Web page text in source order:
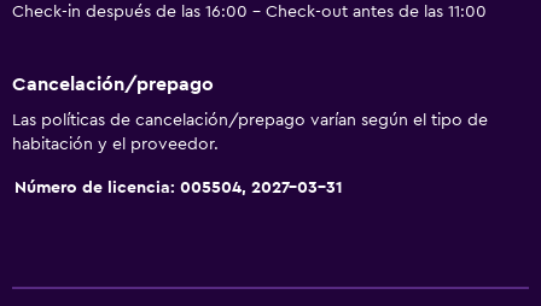
Check-in después de las 16:00 - Check-out antes de las 11:00
Cancelación/prepago
Las políticas de cancelación/prepago varían según el tipo de
habitación y el proveedor.
Número de licencia: 005504, 2027-03-31